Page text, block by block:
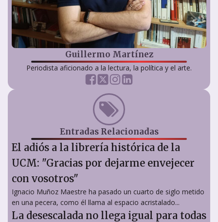
Guillermo Martínez
Periodista aficionado a la lectura, la política y el arte.
Entradas Relacionadas
El adiós a la librería histórica de la
UCM: "Gracias por dejarme envejecer
con vosotros"
Ignacio Muñoz Maestre ha pasado un cuarto de siglo metido
en una pecera, como él llama al espacio acristalado...
La desescalada no llega igual para todas